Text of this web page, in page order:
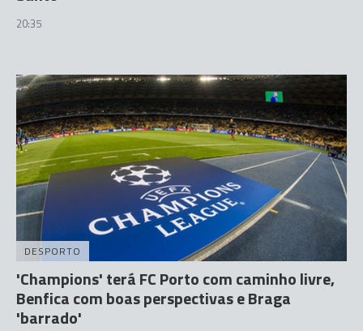
20:35
DESPORTO
'Champions' terá FC Porto com caminho livre,
Benfica com boas perspectivas e Braga
'barrado'